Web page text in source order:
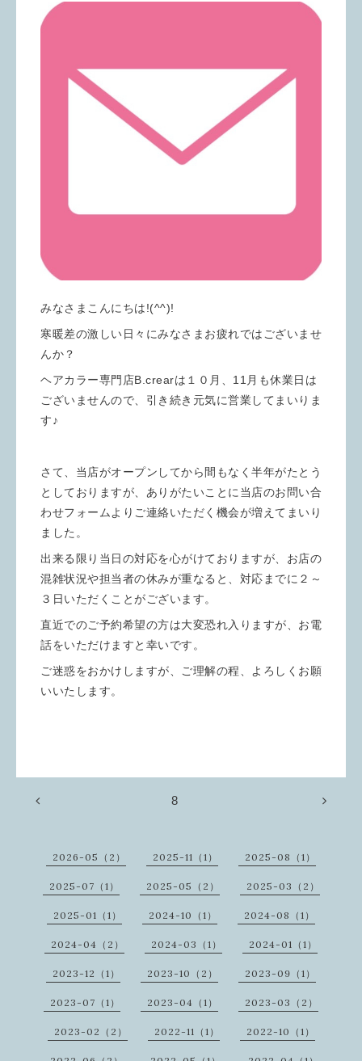
みなさまこんにちは!(^^)!
寒暖差の激しい日々にみなさまお疲れではございませ
んか？
ヘアカラー専門店B.crearは１０月、11月も休業日は
ございませんので、引き続き元気に営業してまいりま
す♪
さて、当店がオープンしてから間もなく半年がたとう
としておりますが、ありがたいことに当店のお問い合
わせフォームよりご連絡いただく機会が増えてまいり
ました。
出来る限り当日の対応を心がけておりますが、お店の
混雑状況や担当者の休みが重なると、対応までに２～
３日いただくことがございます。
直近でのご予約希望の方は大変恐れ入りますが、お電
話をいただけますと幸いです。
ご迷惑をおかけしますが、ご理解の程、よろしくお願
いいたします。
8
2026-05（2） 2025-11（1） 2025-08（1）
2025-07（1） 2025-05（2） 2025-03（2）
2025-01（1） 2024-10（1） 2024-08（1）
2024-04（2） 2024-03（1） 2024-01（1）
2023-12（1） 2023-10（2） 2023-09（1）
2023-07（1） 2023-04（1） 2023-03（2）
2023-02（2） 2022-11（1） 2022-10（1）